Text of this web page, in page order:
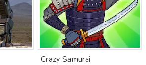
Crazy Samurai